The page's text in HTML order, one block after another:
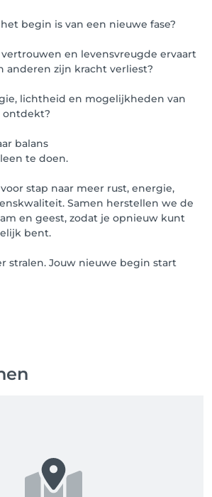
het begin is van een nieuwe fase?
vertrouwen en levensvreugde ervaart
anderen zijn kracht verliest?
lichtheid en mogelijkheden van
ontdekt?
balans
te doen.
stap naar meer rust, energie,
Samen herstellen we de
en geest, zodat je opnieuw kunt
bent.
stralen. Jouw nieuwe begin start